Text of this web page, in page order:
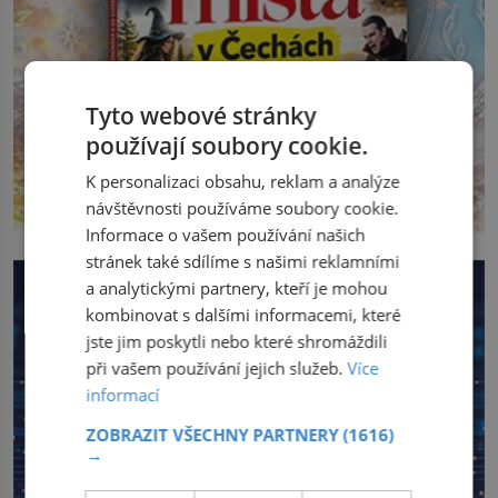
Tyto webové stránky
používají soubory cookie.
K personalizaci obsahu, reklam a analýze
návštěvnosti používáme soubory cookie.
Informace o vašem používání našich
stránek také sdílíme s našimi reklamními
a analytickými partnery, kteří je mohou
kombinovat s dalšími informacemi, které
jste jim poskytli nebo které shromáždili
při vašem používání jejich služeb.Více
informací
ZOBRAZIT VŠECHNY PARTNERY(1616)
→